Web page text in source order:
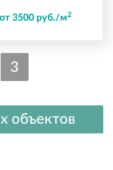
от 3500 руб./м2
3
объектов